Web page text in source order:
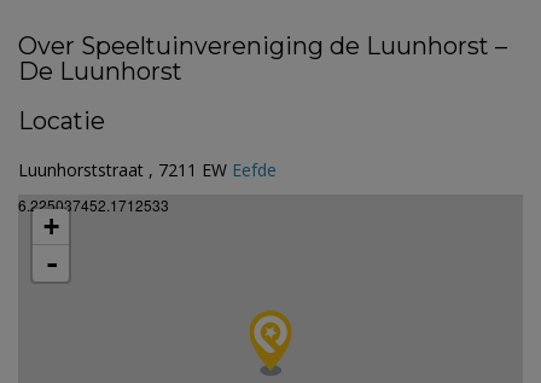
Over Speeltuinvereniging de Luunhorst –
De Luunhorst
Locatie
Luunhorststraat , 7211 EW Eefde
6.225037452.1712533
+
-